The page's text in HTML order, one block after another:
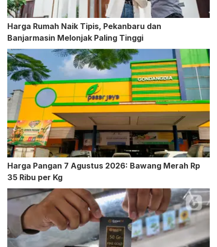
Harga Rumah Naik Tipis, Pekanbaru dan
Banjarmasin Melonjak Paling Tinggi
Harga Pangan 7 Agustus 2026: Bawang Merah Rp
35 Ribu per Kg